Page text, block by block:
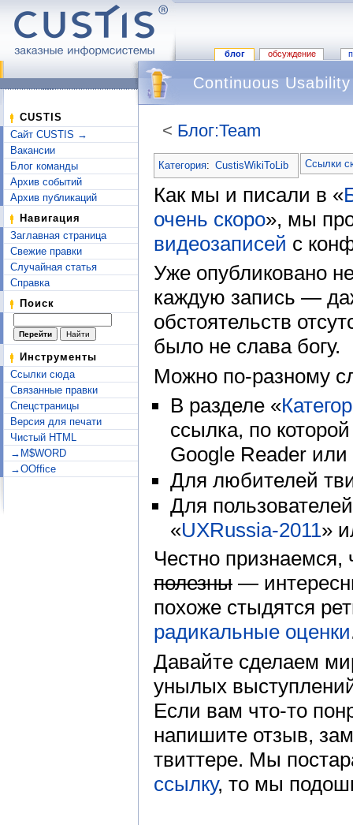
блог обсуждение
CUSTIS
Сайт CUSTIS →
Вакансии
Блог команды
Архив событий
Архив публикаций
Навигация
Заглавная страница
Свежие правки
Случайная статья
Справка
Поиск
Инструменты
Ссылки сюда
Связанные правки
Спецстраницы
Версия для печати
Чистый HTML
→M$WORD
→OOffice
Continuous Usability
< Блог:Team
Категория: CustisWikiToLib Ссылки
Как мы и писали в «
очень скоро», мы
видеозаписей с
Уже опубликовано
каждую запись —
обстоятельств
было не слава богу.
Можно по-разному
В разделе «
ссылка, по
Google Reader или
Для любителей
Для
«UXRussia-2011»
Честно
полезны —
похоже стыдятся
радикальные оценки
Давайте сделаем
унылых
Если вам что-то
напишите отзыв,
твиттере. Мы
ссылку, то мы